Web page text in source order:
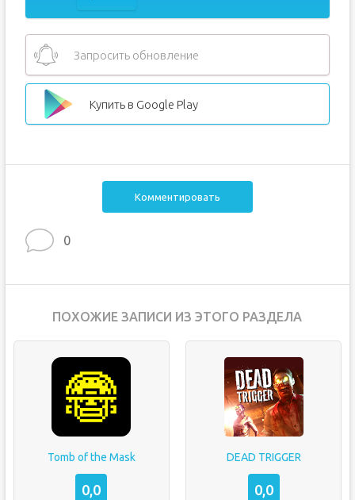
Запросить обновление
Купить в Google Play
Комментировать
0
ПОХОЖИЕ ЗАПИСИ ИЗ ЭТОГО РАЗДЕЛА
Tomb of the Mask
0,0
DEAD TRIGGER
0,0